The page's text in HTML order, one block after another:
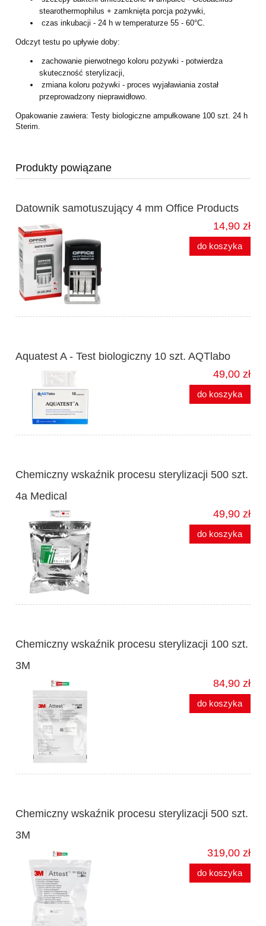
stearothermophilus + zamknięta porcja pożywki,
czas inkubacji - 24 h w temperaturze 55 - 60°C.
Odczyt testu po upływie doby:
zachowanie pierwotnego koloru pożywki - potwierdza
skuteczność sterylizacji,
zmiana koloru pożywki - proces wyjaławiania został
przeprowadzony nieprawidłowo.
Opakowanie zawiera: Testy biologiczne ampułkowane 100 szt. 24 h
Sterim.
Produkty powiązane
Datownik samotuszujący 4 mm Office Products
14,90 zł
do koszyka
Aquatest A - Test biologiczny 10 szt. AQTlabo
49,00 zł
do koszyka
Chemiczny wskaźnik procesu sterylizacji 500 szt.
4a Medical
49,90 zł
do koszyka
Chemiczny wskaźnik procesu sterylizacji 100 szt.
3M
84,90 zł
do koszyka
Chemiczny wskaźnik procesu sterylizacji 500 szt.
3M
319,00 zł
do koszyka